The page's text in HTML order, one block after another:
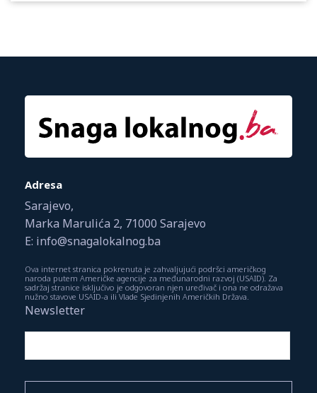
Adresa
Sarajevo,
Marka Marulića 2, 71000 Sarajevo
E: info@snagalokalnog.ba
Ova internet stranica pokrenuta je zahvaljujući podršci američkog
naroda putem Američke agencije za međunarodni razvoj (USAID). Za
sadržaj stranice isključivo je odgovoran njen uređivač i ona ne odražava
nužno stavove USAID-a ili Vlade Sjedinjenih Američkih Država.
Newsletter